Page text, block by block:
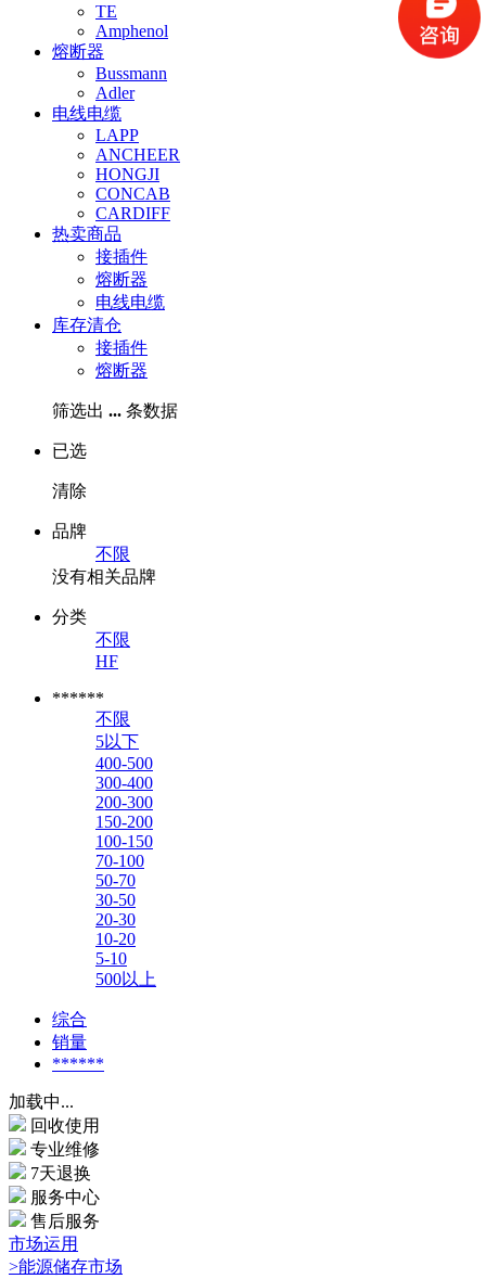
TE
Amphenol
熔断器
Bussmann
Adler
电线电缆
LAPP
ANCHEER
HONGJI
CONCAB
CARDIFF
热卖商品
接插件
熔断器
电线电缆
库存清仓
接插件
熔断器
筛选出 ... 条数据
已选
清除
品牌
不限
没有相关品牌
分类
不限
HF
******
不限
5以下
400-500
300-400
200-300
150-200
100-150
70-100
50-70
30-50
20-30
10-20
5-10
500以上
综合
销量
******
加载中...
回收使用
专业维修
7天退换
服务中心
售后服务
市场运用
>能源储存市场